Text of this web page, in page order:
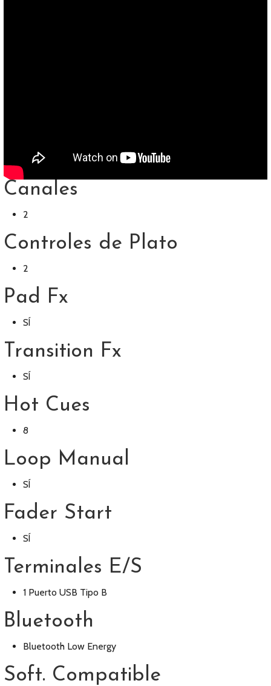
Canales
2
Controles de Plato
2
Pad Fx
SÍ
Transition Fx
SÍ
Hot Cues
8
Loop Manual
SÍ
Fader Start
SÍ
Terminales E/S
1 Puerto USB Tipo B
Bluetooth
Bluetooth Low Energy
Soft. Compatible